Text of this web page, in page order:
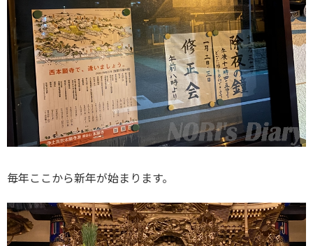
毎年ここから新年が始まります。